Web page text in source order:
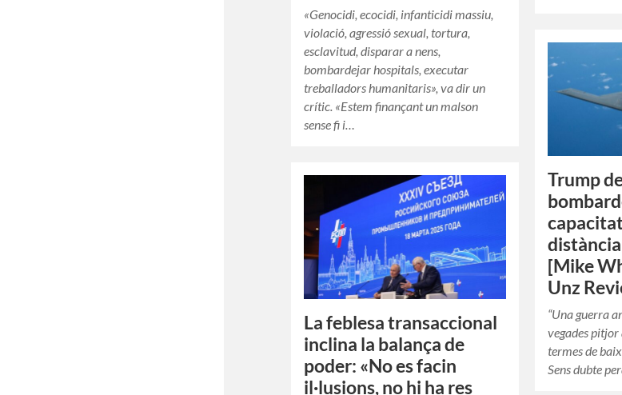
«Genocidi, ecocidi, infanticidi massiu,
violació, agressió sexual, tortura,
esclavitud, disparar a nens,
bombardejar hospitals, executar
treballadors humanitaris», va dir un
crític. «Estem finançant un malson
sense fi i…
Trump
distància
[Mike
Unz
“Una guerra
vegades pitjor
termes de
Sens dubte
La feblesa transaccional
inclina la balança de
poder: «No es facin
il·lusions, no hi ha res